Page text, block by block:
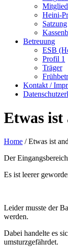
Heini-
Satzung
Betreuung
ESB
Profil 1
Träger
Kontakt /
Etwas
Home / Etwas ist
Der
Es ist leerer
Leider musste der
werden.
Dabei handelte es
umsturzgefährdet.